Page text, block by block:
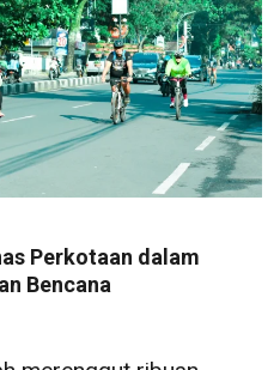
Perkotaan dalam
Bencana